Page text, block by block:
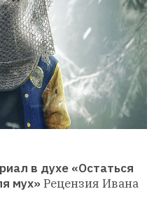
в духе «Остаться
мух» Рецензия Ивана